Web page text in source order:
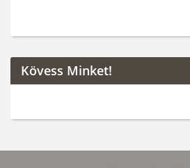
Kövess Minket!